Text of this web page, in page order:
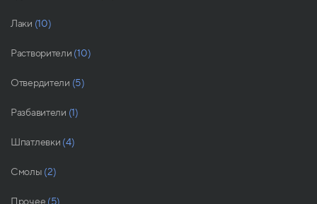
Лаки (10)
Растворители (10)
Отвердители (5)
Разбавители (1)
Шпатлевки (4)
Смолы (2)
Прочее (5)